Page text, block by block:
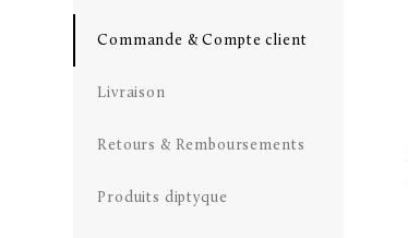
Commande & Compte client
Livraison
Retours & Remboursements
Produits diptyque